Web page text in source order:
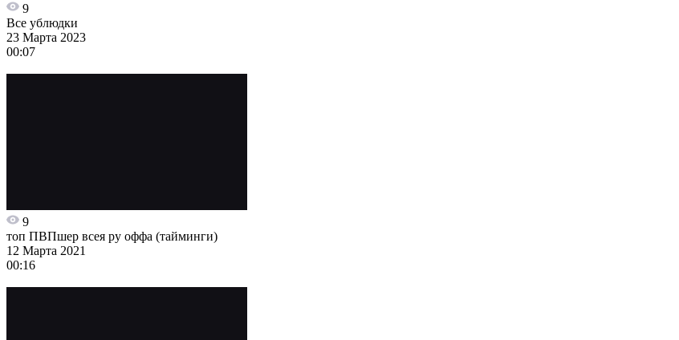
9
Все ублюдки
23 Марта 2023
00:07
9
топ ПВПшер всея ру оффа (тайминги)
12 Марта 2021
00:16